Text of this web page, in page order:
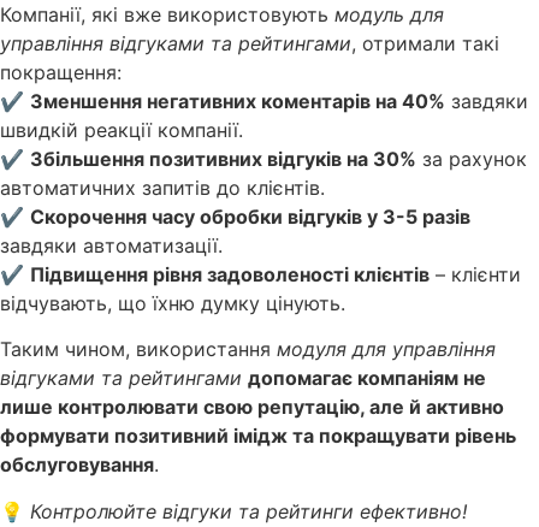
Компанії, які вже використовують модуль для
управління відгуками та рейтингами, отримали такі
покращення:
✔ Зменшення негативних коментарів на 40% завдяки
швидкій реакції компанії.
✔ Збільшення позитивних відгуків на 30% за рахунок
автоматичних запитів до клієнтів.
✔ Скорочення часу обробки відгуків у 3-5 разів
завдяки автоматизації.
✔ Підвищення рівня задоволеності клієнтів – клієнти
відчувають, що їхню думку цінують.
Таким чином, використання модуля для управління
відгуками та рейтингами допомагає компаніям не
лише контролювати свою репутацію, але й активно
формувати позитивний імідж та покращувати рівень
обслуговування.
💡 Контролюйте відгуки та рейтинги ефективно!